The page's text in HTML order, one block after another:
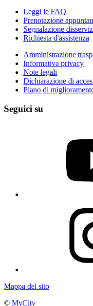
Leggi le FAQ
Prenotazione
Segnalazione
Richiesta d'assistenza
Amministrazione
Informativa privacy
Note legali
Dichiarazione di
Piano di
Seguici su
Mappa del sito
© MyCity